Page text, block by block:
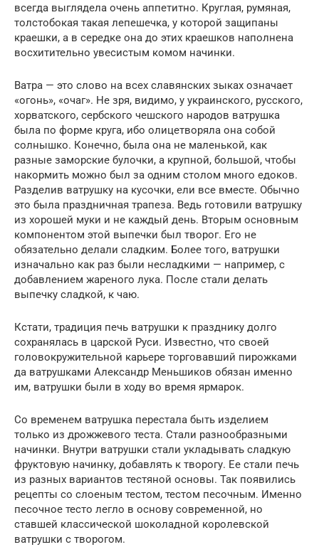
всегда выглядела очень аппетитно. Круглая, румяная,
толстобокая такая лепешечка, у которой защипаны
краешки, а в середке она до этих краешков наполнена
восхитительно увесистым комом начинки.
Ватра — это слово на всех славянских зыках означает
«огонь», «очаг». Не зря, видимо, у украинского, русского,
хорватского, сербского чешского народов ватрушка
была по форме круга, ибо олицетворяла она собой
солнышко. Конечно, была она не маленькой, как
разные заморские булочки, а крупной, большой, чтобы
накормить можно был за одним столом много едоков.
Разделив ватрушку на кусочки, ели все вместе. Обычно
это была праздничная трапеза. Ведь готовили ватрушку
из хорошей муки и не каждый день. Вторым основным
компонентом этой выпечки был творог. Его не
обязательно делали сладким. Более того, ватрушки
изначально как раз были несладкими — например, с
добавлением жареного лука. После стали делать
выпечку сладкой, к чаю.
Кстати, традиция печь ватрушки к празднику долго
сохранялась в царской Руси. Известно, что своей
головокружительной карьере торговавший пирожками
да ватрушками Александр Меньшиков обязан именно
им, ватрушки были в ходу во время ярмарок.
Со временем ватрушка перестала быть изделием
только из дрожжевого теста. Стали разнообразными
начинки. Внутри ватрушки стали укладывать сладкую
фруктовую начинку, добавлять к творогу. Ее стали печь
из разных вариантов тестяной основы. Так появились
рецепты со слоеным тестом, тестом песочным. Именно
песочное тесто легло в основу современной, но
ставшей классической шоколадной королевской
ватрушки с творогом.